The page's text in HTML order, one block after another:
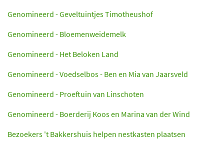
Genomineerd - Geveltuintjes Timotheushof
Genomineerd - Bloemenweidemelk
Genomineerd - Het Beloken Land
Genomineerd - Voedselbos - Ben en Mia van Jaarsveld
Genomineerd - Proeftuin van Linschoten
Genomineerd - Boerderij Koos en Marina van der Wind
Bezoekers 't Bakkershuis helpen nestkasten plaatsen